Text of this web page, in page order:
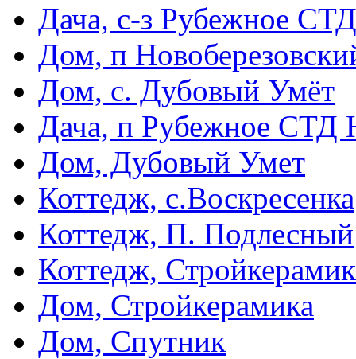
Дача, с-з Рубежное
Дом, п
Дом, с. Дубовый Умёт
Дача, п Рубежное СТД
Дом, Дубовый Умет
Коттедж, с.Воскресенка
Коттедж, П. Подлесный
Коттедж,
Дом, Стройкерамика
Дом, Спутник